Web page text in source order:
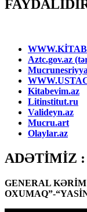
Aztc.gov.az
Kitabevim.az
Litinstitut.ru
Valideyn.az
Mucru.art
Olaylar.az
ADƏTİMİZ :
GENERAL
OXUMAQ”-